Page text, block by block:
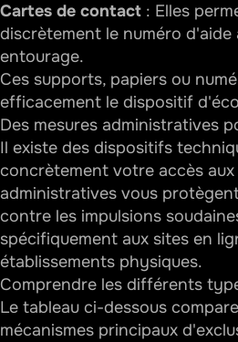
Cartes de contact : Elles
discrètement le numéro
entourage.
Ces supports, papiers ou
efficacement le dispositif
Des mesures administratives
Il existe des dispositifs
concrètement votre accès aux
administratives vous
contre les impulsions
spécifiquement aux sites en
établissements physiques.
Comprendre les différents
Le tableau ci-dessous
mécanismes principaux